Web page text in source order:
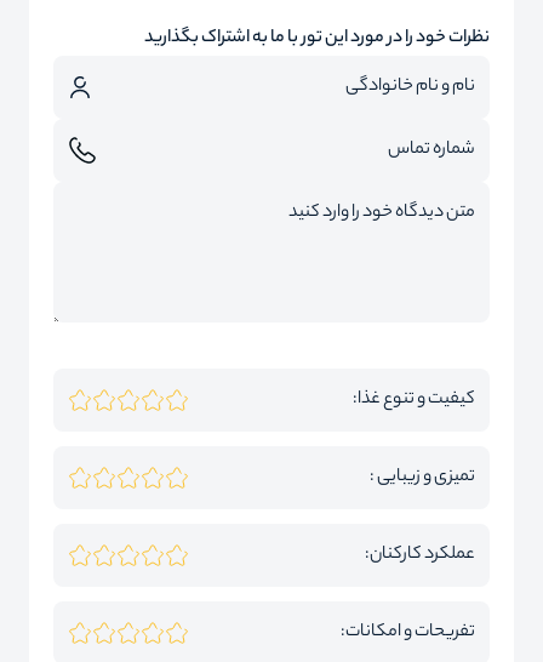
نظرات خود را در مورد این تور با ما به اشتراک بگذارید
کیفیت و تنوع غذا:
تمیزی و زیبایی :
عملکرد کارکنان:
تفریحات و امکانات: